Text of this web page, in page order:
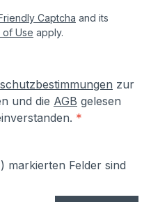
Captcha and its
of Use apply.
zur
und die AGB gelesen
*
markierten Felder sind